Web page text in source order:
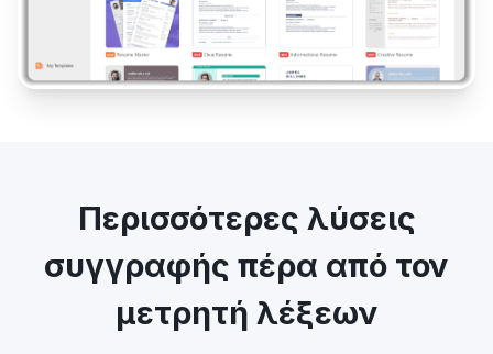
Περισσότερες λύσεις
συγγραφής πέρα από τον
μετρητή λέξεων